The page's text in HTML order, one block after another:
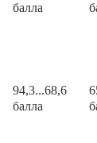
балла
94,3...68,6
балла